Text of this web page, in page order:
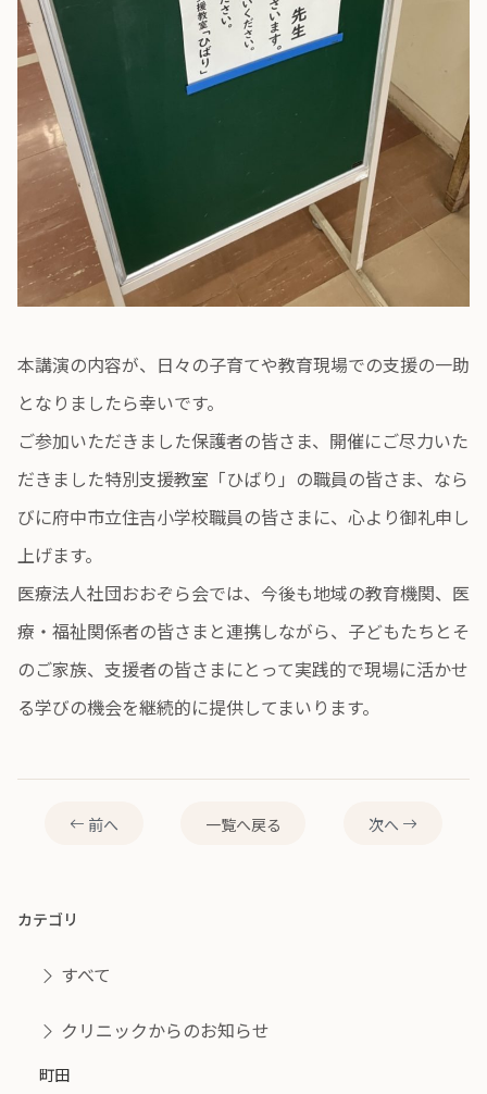
本講演の内容が、日々の子育てや教育現場での支援の一助
となりましたら幸いです。
ご参加いただきました保護者の皆さま、開催にご尽力いた
だきました特別支援教室「ひばり」の職員の皆さま、なら
びに府中市立住吉小学校職員の皆さまに、心より御礼申し
上げます。
医療法人社団おおぞら会では、今後も地域の教育機関、医
療・福祉関係者の皆さまと連携しながら、子どもたちとそ
のご家族、支援者の皆さまにとって実践的で現場に活かせ
る学びの機会を継続的に提供してまいります。
前へ 一覧へ戻る 次へ
カテゴリ
すべて
クリニックからのお知らせ
町田